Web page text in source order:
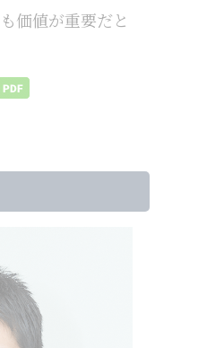
価値が重要だと